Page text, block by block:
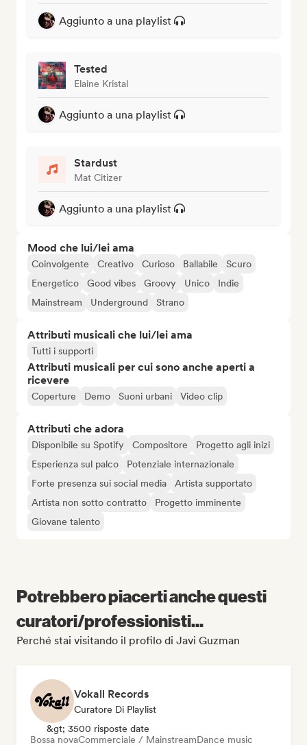
Aggiunto a una playlist
Tested
Elaine Kristal
Aggiunto a una playlist
Stardust
Mat Citizer
Aggiunto a una playlist
Mood che lui/lei ama
Coinvolgente Creativo Curioso Ballabile
Scuro
Energetico
Good vibes Groovy Unico
Indie
Mainstream
Underground Strano
Attributi musicali che lui/lei ama
Tutti i supporti
Attributi musicali per cui sono anche aperti a
ricevere
Coperture Demo Suoni urbani Video clip
Attributi che adora
Disponibile su Spotify Compositore
Progetto agli inizi
Esperienza sul palco
Potenziale internazionale
Forte presenza sui social media
Artista supportato
Artista non sotto contratto
Progetto imminente
Giovane talento
Potrebbero piacerti anche questi
curatori/professionisti...
Perché stai visitando il profilo di Javi Guzman
Vokall Records
Curatore Di Playlist
&gt; 3500 risposte date
Bossa novaCommerciale / MainstreamDance music